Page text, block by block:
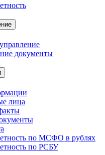
документы
лица
по МСФО в рублях
по РСБУ